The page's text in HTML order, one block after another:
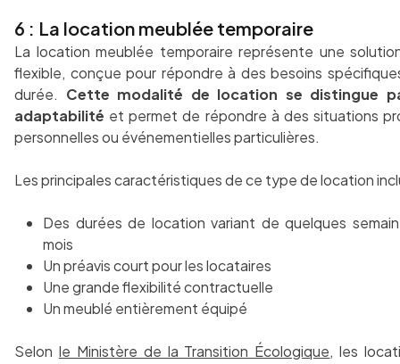
6 : La location meublée temporaire
La location meublée temporaire représente une
flexible, conçue pour répondre à des besoins
durée. Cette modalité de location se distingue
adaptabilité et permet de répondre à des situations
personnelles ou événementielles particulières.
Les principales caractéristiques de ce type de location
Des durées de location variant de quelques
mois
Un préavis court pour les locataires
Une grande flexibilité contractuelle
Un meublé entièrement équipé
Selon le Ministère de la Transition Écologique, les